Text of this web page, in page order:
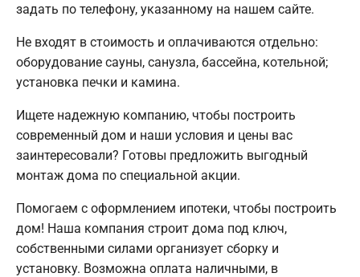
задать по телефону, указанному на нашем сайте.
Не входят в стоимость и оплачиваются отдельно:
оборудование сауны, санузла, бассейна, котельной;
установка печки и камина.
Ищете надежную компанию, чтобы построить
современный дом и наши условия и цены вас
заинтересовали? Готовы предложить выгодный
монтаж дома по специальной акции.
Помогаем с оформлением ипотеки, чтобы построить
дом! Наша компания строит дома под ключ,
собственными силами организует сборку и
установку. Возможна оплата наличными, в